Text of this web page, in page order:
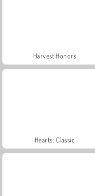
Harvest Honors
Hearts: Classic